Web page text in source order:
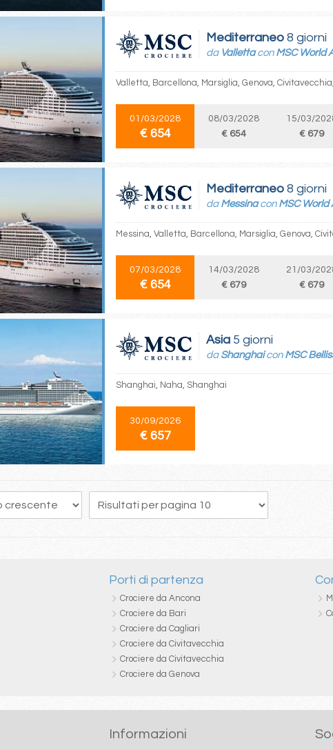
Mediterraneo 8 giorni
da Vallettacon MSC World
Valletta, Barcellona, Marsiglia, Genova,
01/03/2028
€ 654
08/03/2028
€ 654
15/03/
€ 679
Mediterraneo 8 giorni
da Messinacon MSC World
Messina, Valletta, Barcellona, Marsiglia, Genova,
07/03/2028
€ 654
14/03/2028
€ 679
21/03/
€ 679
Asia 5 giorni
da Shanghaicon MSC
Shanghai, Naha, Shanghai
30/09/2026
€ 657
122 123 124 125 126 127 129
Porti di partenza
Crociere da Ancona
Crociere da Bari
Crociere da Cagliari
Crociere da Civitavecchia
Crociere da Civitavecchia
Crociere da Genova
Informazioni